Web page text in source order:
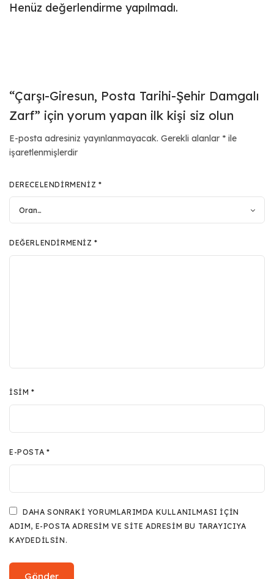
Henüz değerlendirme yapılmadı.
“Çarşı-Giresun, Posta Tarihi-Şehir Damgalı
Zarf” için yorum yapan ilk kişi siz olun
E-posta adresiniz yayınlanmayacak. Gerekli alanlar * ile
işaretlenmişlerdir
DERECELENDIRMENIZ *
DEĞERLENDIRMENIZ*
İSIM*
E-POSTA *
DAHA SONRAKI YORUMLARIMDA KULLANILMASI IÇIN
ADIM, E-POSTA ADRESIM VE SITE ADRESIM BU TARAYICIYA
KAYDEDILSIN.